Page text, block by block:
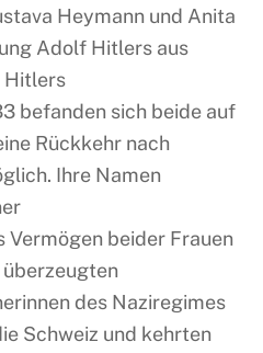
Heymann und Anita
Adolf Hitlers aus
Hitlers
befanden sich beide auf
Rückkehr nach
Ihre Namen
Vermögen beider Frauen
überzeugten
des Naziregimes
Schweiz und kehrten